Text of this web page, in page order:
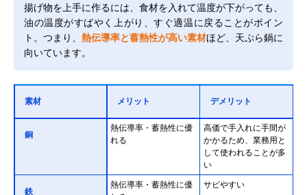
揚げ物を上手に作るには、食材を入れて温度が下がっても、
油の温度がすばやく上がり、すぐ適温に戻ることがポイン
ト。つまり、 熱伝導率と蓄熱性が高い素材ほど、天ぷら鍋に
向いています。
素材 メリット デメリット
銅
熱伝導率・蓄熱性に優
れる
高価で手入れに手間が
かかるため、業務用と
して使われることが多
い
鉄
熱伝導率・蓄熱性に優
サビやすい